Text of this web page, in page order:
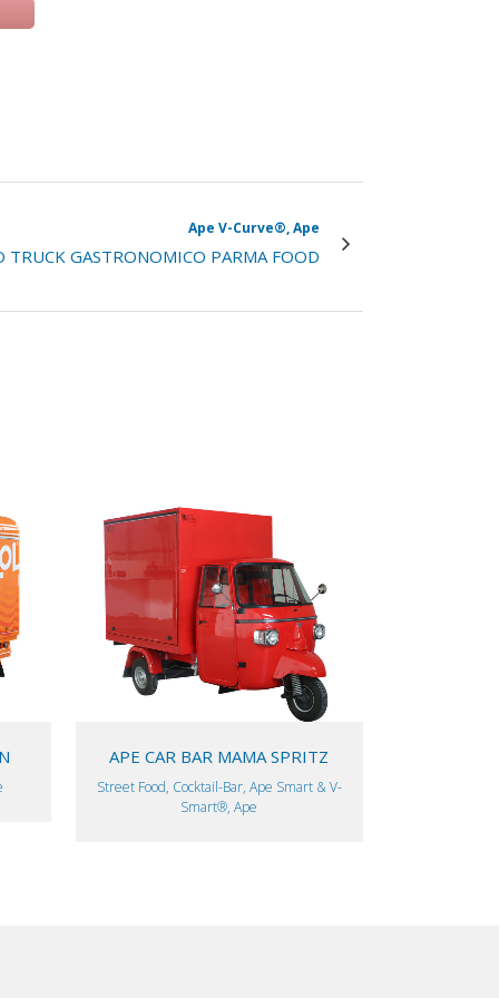
Ape V-Curve®, Ape
TRUCK GASTRONOMICO PARMA FOOD
VIEW
APE CAR BAR MAMA SPRITZ
Street Food, Cocktail-Bar, Ape Smart & V-
Smart®, Ape